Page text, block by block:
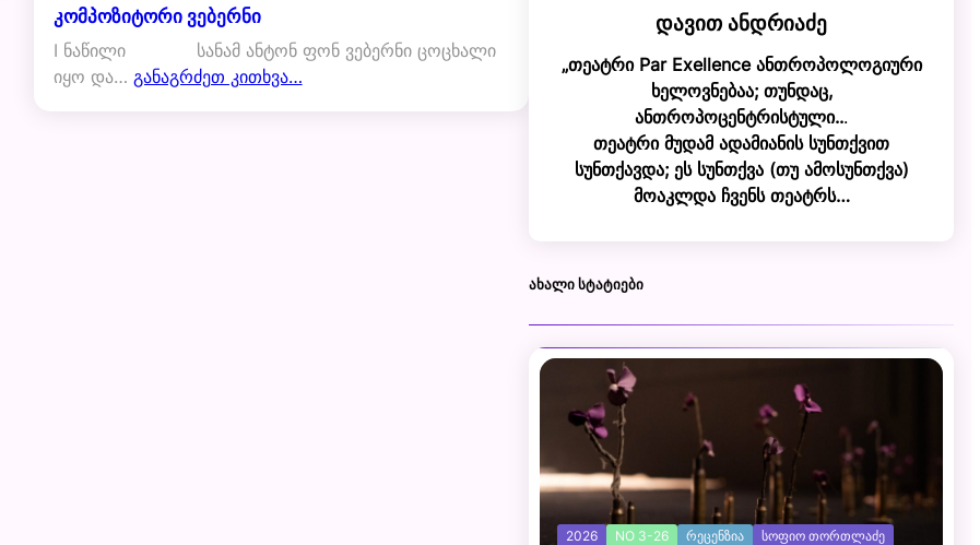
კომპოზიტორი ვებერნი
I ნაწილი სანამ ანტონ ფონ ვებერნი ცოცხალი
იყო და… განაგრძეთ კითხვა…
დავით ანდრიაძე
„თეატრი Par Exellence ანთროპოლოგიური
ხელოვნებაა; თუნდაც,
ანთროპოცენტრისტული...
თეატრი მუდამ ადამიანის სუნთქვით
სუნთქავდა; ეს სუნთქვა (თუ ამოსუნთქვა)
მოაკლდა ჩვენს თეატრს…
ᲐᲮᲐᲚᲘ ᲡᲢᲐᲢᲘᲔᲑᲘ
2026 NO 3-26 ᲠᲔᲪᲔᲜᲖᲘᲐ ᲡᲝᲤᲘᲝ ᲗᲝᲠᲗᲚᲐᲫᲔ